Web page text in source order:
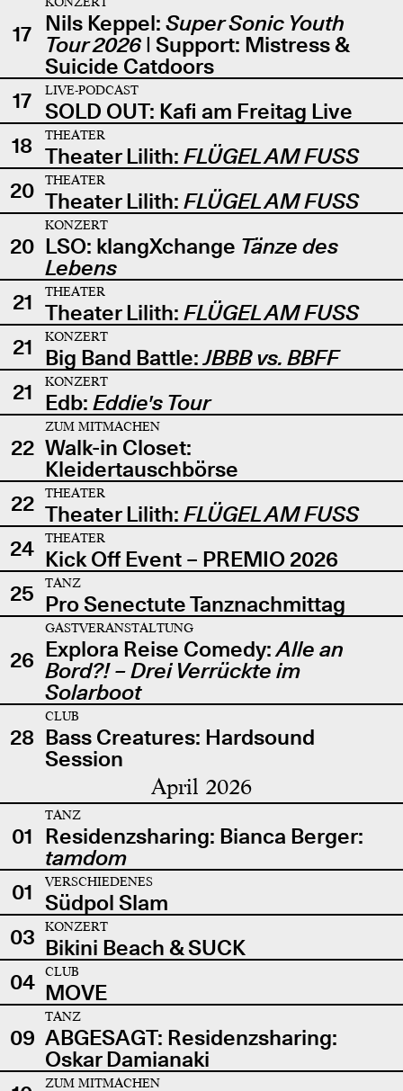
17 Nils Keppel: Super Sonic Youth
Tour 2026| Support: Mistress &
Suicide Catdoors
17
LIVE-PODCAST
SOLD OUT: Kafi am Freitag Live
18
THEATER
Theater Lilith: FLÜGEL AM FUSS
20
THEATER
Theater Lilith: FLÜGEL AM FUSS
20
KONZERT
LSO: klangXchange Tänze des
Lebens
21
THEATER
Theater Lilith: FLÜGEL AM FUSS
21
KONZERT
Big Band Battle:JBBB vs. BBFF
21
KONZERT
Edb: Eddie's Tour
22
ZUM MITMACHEN
Walk-in Closet:
Kleidertauschbörse
22
THEATER
Theater Lilith: FLÜGEL AM FUSS
24
THEATER
Kick Off Event – PREMIO 2026
25
TANZ
Pro Senectute Tanznachmittag
26
GASTVERANSTALTUNG
Explora Reise Comedy:Alle an
Bord?! – Drei Verrückte im
Solarboot
28
CLUB
Bass Creatures: Hardsound
Session
April 2026
01
TANZ
Residenzsharing: Bianca Berger:
tamdom
01
VERSCHIEDENES
Südpol Slam
03
KONZERT
Bikini Beach & SUCK
04
CLUB
MOVE
09
TANZ
ABGESAGT: Residenzsharing:
Oskar Damianaki
ZUM MITMACHEN